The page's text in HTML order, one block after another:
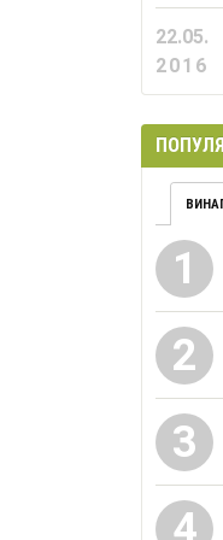
22.05.
2016
1
2
3
4